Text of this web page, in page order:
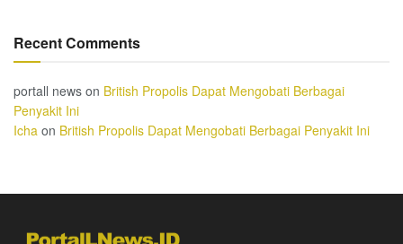
Recent Comments
portall news on British Propolis Dapat Mengobati Berbagai
Penyakit Ini
Icha on British Propolis Dapat Mengobati Berbagai Penyakit Ini